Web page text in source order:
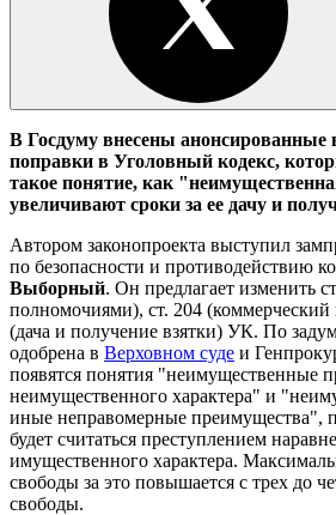
В Госдуму внесены
поправки в Уголовный кодекс,
такое понятие, как
увеличивают сроки за ее дачу и
Автором законопроекта выступил
по безопасности и противодействию
Выборный. Он предлагает изменить
полномочиями), ст. 204 (коммерческий
(дача и получение взятки) УК. По
одобрена в Верховном суде и
появятся понятия "неимущественные
неимущественного характера" и
иные неправомерные преимущества",
будет считаться преступлением
имущественного характера.
свободы за это повышается с трех до
свободы.